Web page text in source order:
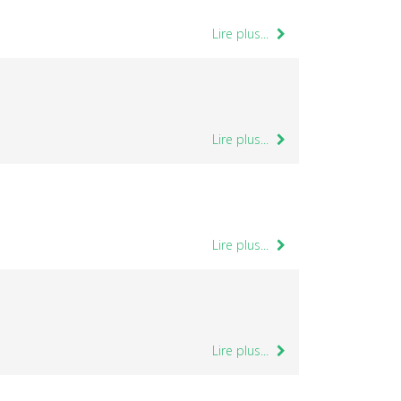
Lire plus...
Lire plus...
Lire plus...
Lire plus...